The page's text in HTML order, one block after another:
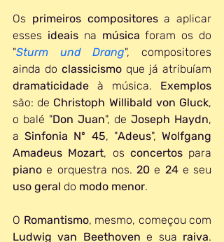
Os primeiros compositores a aplicar
esses ideais na música foram os do
"Sturm und Drang", compositores
ainda do classicismo
dramaticidade à música.
são: de Christoph Willibald von Gluck,
o balé "Don Juan", de Joseph Haydn,
a Sinfonia Nº 45, "Adeus", Wolfgang
Amadeus Mozart, os concertos
piano e orquestra nos. 20 e 24
uso geral do modo menor.
O Romantismo
Ludwig van Beethoven e sua raiva.